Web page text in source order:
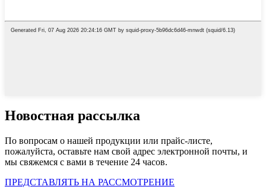
Новостная рассылка
По вопросам о нашей продукции или прайс-листе,
пожалуйста, оставьте нам свой адрес электронной почты, и
мы свяжемся с вами в течение 24 часов.
ПРЕДСТАВЛЯТЬ НА РАССМОТРЕНИЕ